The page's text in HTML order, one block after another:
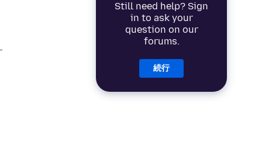
Still need help? Sign
in to ask your
question on our
forums.
続行